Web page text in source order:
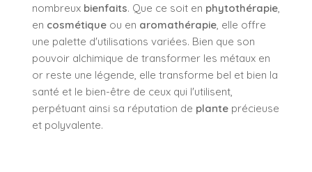
nombreux bienfaits. Que ce soit en phytothérapie,
en cosmétique ou en aromathérapie, elle offre
une palette d'utilisations variées. Bien que son
pouvoir alchimique de transformer les métaux en
or reste une légende, elle transforme bel et bien la
santé et le bien-être de ceux qui l'utilisent,
perpétuant ainsi sa réputation de plante précieuse
et polyvalente.